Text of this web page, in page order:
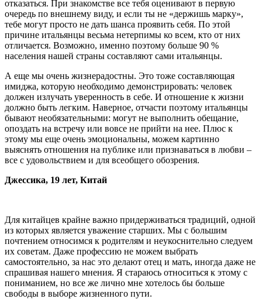
отказаться. При знакомстве все тебя оценивают в первую
очередь по внешнему виду, и если ты не «держишь марку»,
тебе могут просто не дать шанса проявить себя. По этой
причине итальянцы весьма нетерпимы ко всем, кто от них
отличается. Возможно, именно поэтому больше 90 %
населения нашей страны составляют сами итальянцы.
А еще мы очень жизнерадостны. Это тоже составляющая
имиджа, которую необходимо демонстрировать: человек
должен излучать уверенность в себе. И отношение к жизни
должно быть легким. Наверное, отчасти поэтому итальянцы
бывают необязательными: могут не выполнить обещание,
опоздать на встречу или вовсе не прийти на нее. Плюс к
этому мы еще очень эмоциональны, можем картинно
выяснять отношения на публике или признаваться в любви –
все с удовольствием и для всеобщего обозрения.
Джессика, 19 лет, Китай
Для китайцев крайне важно придерживаться традиций, одной
из которых является уважение старших. Мы с большим
почтением относимся к родителям и неукоснительно следуем
их советам. Даже профессию не можем выбрать
самостоятельно, за нас это делают отец и мать, иногда даже не
спрашивая нашего мнения. Я стараюсь относиться к этому с
пониманием, но все же лично мне хотелось бы больше
свободы в выборе жизненного пути.